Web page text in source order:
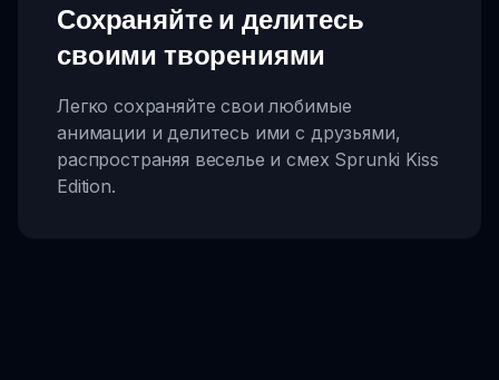
Сохраняйте и делитесь
своими творениями
Легко сохраняйте свои любимые
анимации и делитесь ими с друзьями,
распространяя веселье и смех Sprunki Kiss
Edition.